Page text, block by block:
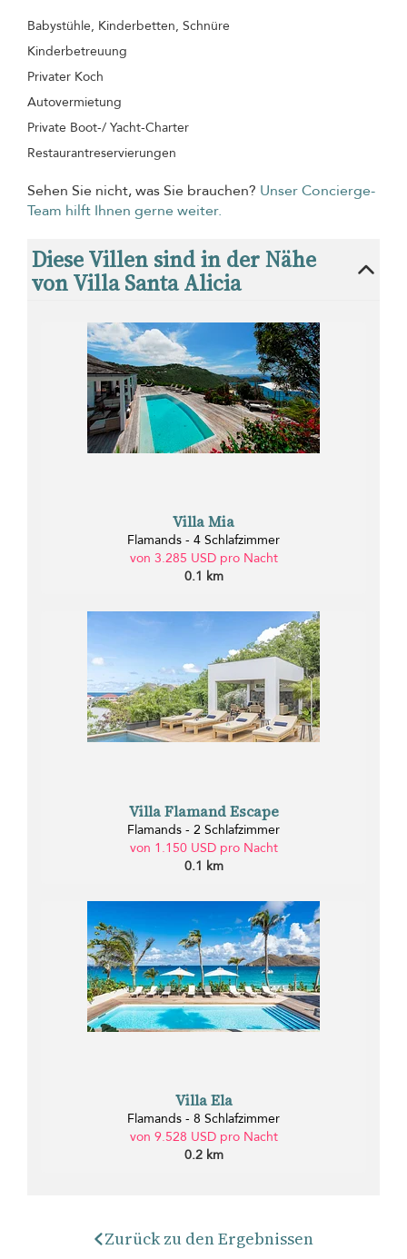
Babystühle, Kinderbetten, Schnüre
Kinderbetreuung
Privater Koch
Autovermietung
Private Boot-/ Yacht-Charter
Restaurantreservierungen
Sehen Sie nicht, was Sie brauchen? Unser Concierge-
Team hilft Ihnen gerne weiter.
Diese Villen sind in der Nähe
von Villa Santa Alicia
Villa Mia
Flamands - 4 Schlafzimmer
von 3.285 USD pro Nacht
0.1 km
Villa Flamand Escape
Flamands - 2 Schlafzimmer
von 1.150 USD pro Nacht
0.1 km
Villa Ela
Flamands - 8 Schlafzimmer
von 9.528 USD pro Nacht
0.2 km
Zurück zu den Ergebnissen